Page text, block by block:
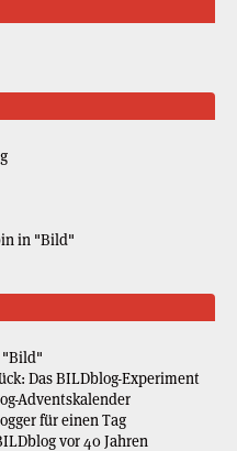
in "Bild"
"Bild"
Das BILDblog-Experiment
Adventskalender
für einen Tag
vor 40 Jahren